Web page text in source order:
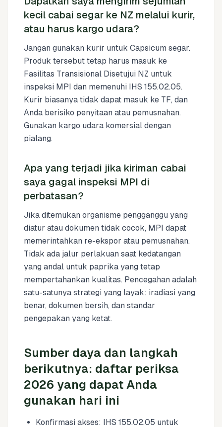
kecil cabai segar ke NZ melalui kurir,
atau harus kargo udara?
Jangan gunakan kurir untuk Capsicum segar.
Produk tersebut tetap harus masuk ke
Fasilitas Transisional Disetujui NZ untuk
inspeksi MPI dan memenuhi IHS 155.02.05.
Kurir biasanya tidak dapat masuk ke TF, dan
Anda berisiko penyitaan atau pemusnahan.
Gunakan kargo udara komersial dengan
pialang.
Apa yang terjadi jika kiriman cabai
saya gagal inspeksi MPI di
perbatasan?
Jika ditemukan organisme pengganggu yang
diatur atau dokumen tidak cocok, MPI dapat
memerintahkan re-ekspor atau pemusnahan.
Tidak ada jalur perlakuan saat kedatangan
yang andal untuk paprika yang tetap
mempertahankan kualitas. Pencegahan adalah
satu-satunya strategi yang layak: iradiasi yang
benar, dokumen bersih, dan standar
pengepakan yang ketat.
Sumber daya dan langkah
berikutnya: daftar periksa
2026 yang dapat Anda
gunakan hari ini
Konfirmasi akses: IHS 155.02.05 untuk